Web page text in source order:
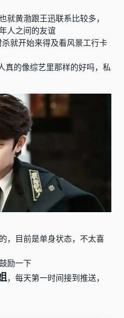
就黄渤跟王迅联系比较多，
人之间的友谊
杀就开始来得及看风景工行卡
真的像综艺里那样的好吗，私
，目前是单身状态，不太喜
励一下
，每天第一时间接到推送，